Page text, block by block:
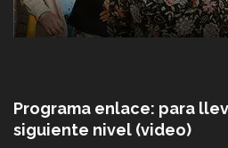
Programa enlace: para
siguiente nivel (video)